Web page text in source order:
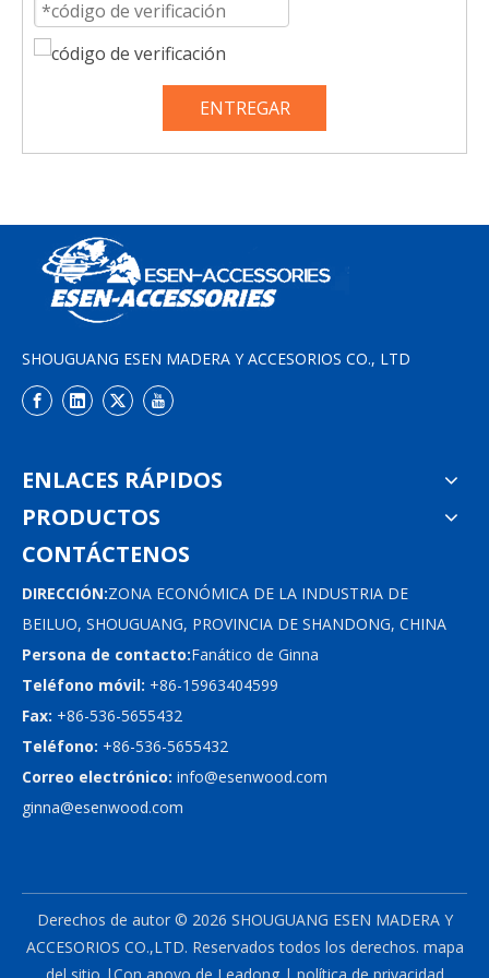
ENTREGAR
SHOUGUANG ESEN MADERA Y ACCESORIOS CO., LTD
ENLACES RÁPIDOS
PRODUCTOS
CONTÁCTENOS
DIRECCIÓN:ZONA ECONÓMICA DE LA INDUSTRIA DE
BEILUO, SHOUGUANG, PROVINCIA DE SHANDONG, CHINA
Persona de contacto:Fanático de Ginna
Teléfono móvil: +86-15963404599
Fax: +86-536-5655432
Teléfono: +86-536-5655432
Correo electrónico: info@esenwood.com
ginna@esenwood.com
Derechos de autor © 2026 SHOUGUANG ESEN MADERA Y
ACCESORIOS CO.,LTD. Reservados todos los derechos. mapa